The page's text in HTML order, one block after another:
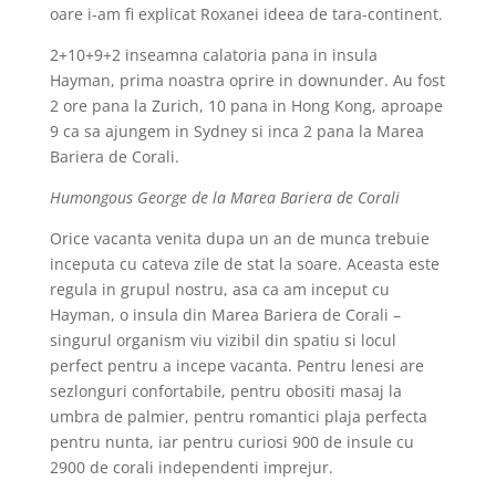
oare i-am fi explicat Roxanei ideea de tara-continent.
2+10+9+2 inseamna calatoria pana in insula
Hayman, prima noastra oprire in downunder. Au fost
2 ore pana la Zurich, 10 pana in Hong Kong, aproape
9 ca sa ajungem in Sydney si inca 2 pana la Marea
Bariera de Corali.
Humongous George de la Marea Bariera de Corali
Orice vacanta venita dupa un an de munca trebuie
inceputa cu cateva zile de stat la soare. Aceasta este
regula in grupul nostru, asa ca am inceput cu
Hayman, o insula din Marea Bariera de Corali –
singurul organism viu vizibil din spatiu si locul
perfect pentru a incepe vacanta. Pentru lenesi are
sezlonguri confortabile, pentru obositi masaj la
umbra de palmier, pentru romantici plaja perfecta
pentru nunta, iar pentru curiosi 900 de insule cu
2900 de corali independenti imprejur.